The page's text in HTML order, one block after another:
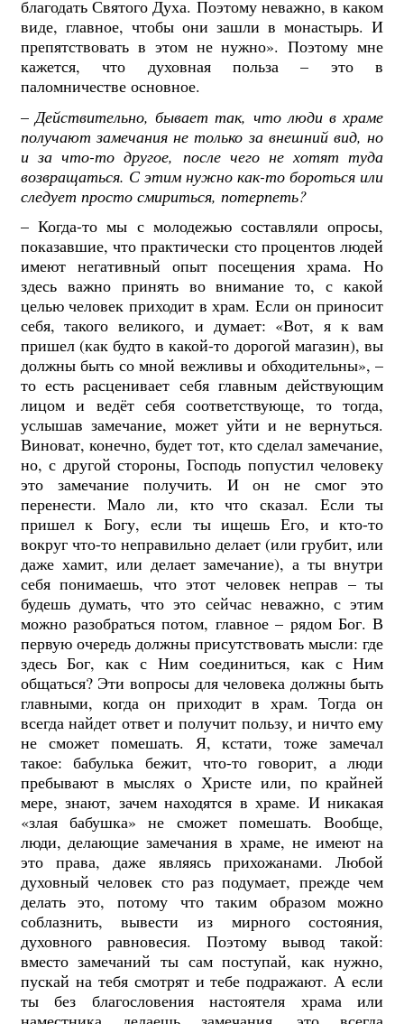
благодать Святого Духа. Поэтому неважно, в каком
виде, главное, чтобы они зашли в монастырь. И
препятствовать в этом не нужно». Поэтому мне
кажется, что духовная польза – это в
паломничестве основное.
– Действительно, бывает так, что люди в храме
получают замечания не только за внешний вид, но
и за что-то другое, после чего не хотят туда
возвращаться. С этим нужно как-то бороться или
следует просто смириться, потерпеть?
– Когда-то мы с молодежью составляли опросы,
показавшие, что практически сто процентов людей
имеют негативный опыт посещения храма. Но
здесь важно принять во внимание то, с какой
целью человек приходит в храм. Если он приносит
себя, такого великого, и думает: «Вот, я к вам
пришел (как будто в какой-то дорогой магазин), вы
должны быть со мной вежливы и обходительны», –
то есть расценивает себя главным действующим
лицом и ведёт себя соответствующе, то тогда,
услышав замечание, может уйти и не вернуться.
Виноват, конечно, будет тот, кто сделал замечание,
но, с другой стороны, Господь попустил человеку
это замечание получить. И он не смог это
перенести. Мало ли, кто что сказал. Если ты
пришел к Богу, если ты ищешь Его, и кто-то
вокруг что-то неправильно делает (или грубит, или
даже хамит, или делает замечание), а ты внутри
себя понимаешь, что этот человек неправ – ты
будешь думать, что это сейчас неважно, с этим
можно разобраться потом, главное – рядом Бог. В
первую очередь должны присутствовать мысли: где
здесь Бог, как с Ним соединиться, как с Ним
общаться? Эти вопросы для человека должны быть
главными, когда он приходит в храм. Тогда он
всегда найдет ответ и получит пользу, и ничто ему
не сможет помешать. Я, кстати, тоже замечал
такое: бабулька бежит, что-то говорит, а люди
пребывают в мыслях о Христе или, по крайней
мере, знают, зачем находятся в храме. И никакая
«злая бабушка» не сможет помешать. Вообще,
люди, делающие замечания в храме, не имеют на
это права, даже являясь прихожанами. Любой
духовный человек сто раз подумает, прежде чем
делать это, потому что таким образом можно
соблазнить, вывести из мирного состояния,
духовного равновесия. Поэтому вывод такой:
вместо замечаний ты сам поступай, как нужно,
пускай на тебя смотрят и тебе подражают. А если
ты без благословения настоятеля храма или